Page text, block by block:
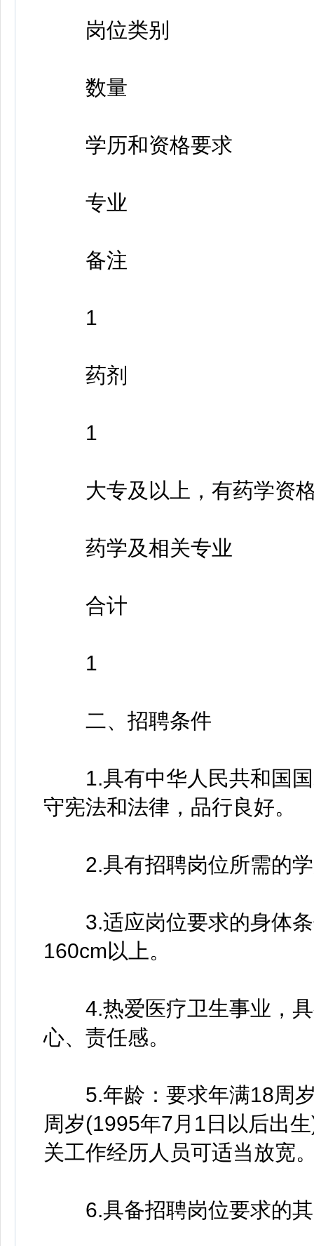
岗位类别
数量
学历和资格要求
专业
备注
1
药剂
1
大专及以上，有药学资
药学及相关专业
合计
1
二、招聘条件
1.具有中华人民共和国国
守宪法和法律，品行良好。
2.具有招聘岗位所需的学
3.适应岗位要求的身体条
160cm以上。
4.热爱医疗卫生事业，具
心、责任感。
5.年龄：要求年满18周岁
周岁(1995年7月1日以后出
关工作经历人员可适当放宽
6.具备招聘岗位要求的其